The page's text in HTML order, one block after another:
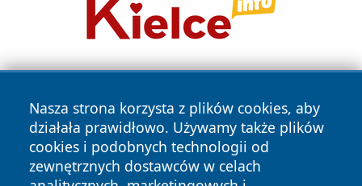
Nasza strona korzysta z plików cookies, aby
działała prawidłowo. Używamy także plików
cookies i podobnych technologii od
zewnętrznych dostawców w celach
Copyright © 2026 terazgniezno.pl Wszystkie prawa